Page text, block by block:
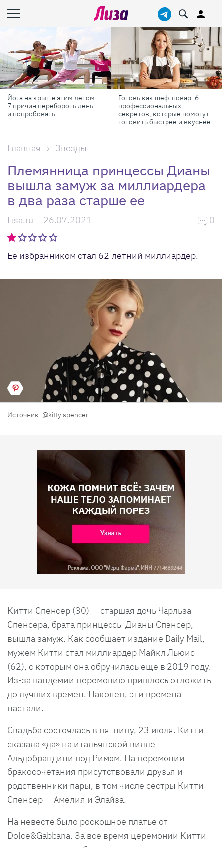
Йога на крыше этим летом:
7 причин перебороть лень
и попробовать
Готовь как шеф-повар: 6
профессиональных
секретов, которые помогут
готовить быстрее и вкуснее
Главная Звезды
Племянница принцессы Дианы
вышла замуж за миллиардера
в два раза старше ее
Lisa.ru 26.07.2021 0
Ее избранником стал 62-летний миллиардер.
Источник: @kitty.spencer
Китти Спенсер (30) — старшая дочь Чарльза
Спенсера, брата принцессы Дианы Спенсер,
вышла замуж. Как сообщает издание Daily Mail,
мужем Китти стал миллиардер Майкл Льюис
(62), с которым она обручилась еще в 2019 году.
Из-за пандемии церемонию пришлось отложить
до лучших времен. Наконец, эти времена
настали.
Свадьба состоялась в пятницу, 23 июля. Китти
сказала «да» на итальянской вилле
Альдобрандини под Римом. На церемонии
бракосочетания присутствовали друзья и
родственники пары, в том числе сестры Китти
Спенсер — Амелия и Элайза.
На невесте было роскошное платье от
Dolce&Gabbana. За все время церемонии Китти